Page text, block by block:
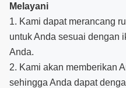
Melayani
1. Kami dapat merancang
untuk Anda sesuai dengan
Anda.
2. Kami akan memberikan
sehingga Anda dapat